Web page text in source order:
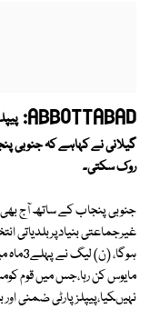
ABBOTTABAD:
گیلانی نے کہاہے کہ جنوبی
روک سکتی۔
جنوبی پنجاب کے ساتھ آج بھی
غیرجماعتی بنیادپربلدیاتی
ہوگا،
مایوس کن رہا،جس میں قوم
نہیںکیا،پیپلزپارٹی ضمنی